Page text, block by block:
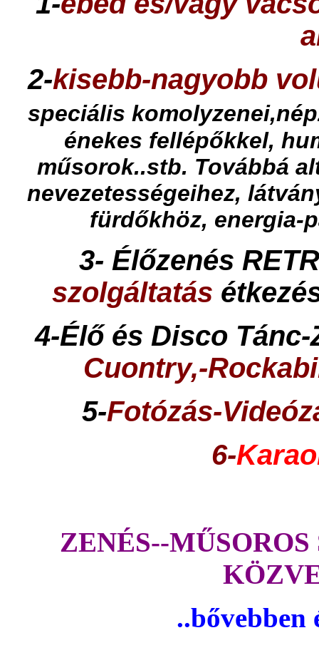
2-kisebb-nagyobb
speciális
énekes fellépőkkel,
műsorok..stb. Továbbá
nevezetességeihez,
fürdőkhöz, energia-
3- Élőzenés
szolgáltatás
4-Élő és Disco
Cuontry,-
5-Fotózás-
6-
ZENÉS--
..bővebben